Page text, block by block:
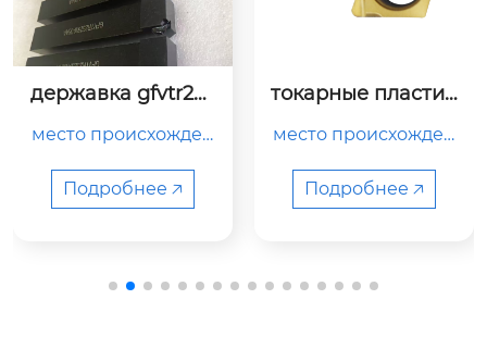
державка gfvtr252
место происхожден
ель токарного станк
а номер модели gfvt
нда yunli использов
Подробнее 🡥
токарные пластин
место происхожден
китай
твердосплавная фр
Подробнее 🡥